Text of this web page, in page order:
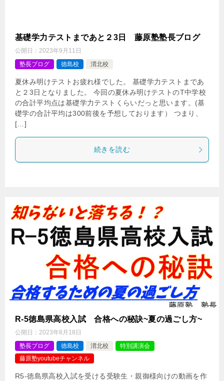
基礎学力テストまであと２3日 藤原塾塾長ブログ
公開日： 2023年9月11日
塾長ブログ
徳島校 渭北校
夏休み明けテストお疲れ様でした。 基礎学力テストまであ
と２3日となりました。 今回の夏休み明けテストのT中学校
の合計平均点は基礎学力テストくらいだっと思います。(基
礎学の合計平均は300前後を予想しております） つまり、
[…]
続きを読む
R-5徳島県高校入試 合格への秘訣~夏の過ごし方~
公開日： 2023年8月18日
塾長ブログ
徳島校 渭北校
特別講演会
藤原塾youtubeチャンネル
R5-徳島県高校入試を受ける受験生・親御様向けの動画を作